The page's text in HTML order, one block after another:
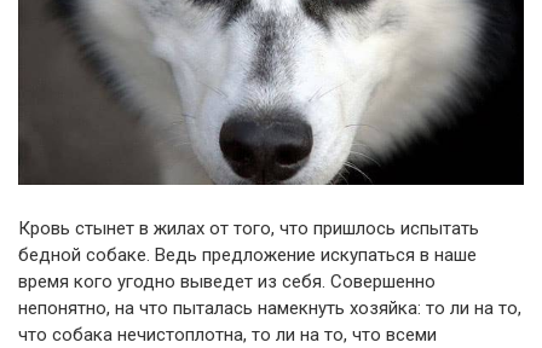
Кровь стынет в жилах от того, что пришлось испытать
бедной собаке. Ведь предложение искупаться в наше
время кого угодно выведет из себя. Совершенно
непонятно, на что пыталась намекнуть хозяйка: то ли на то,
что собака нечистоплотна, то ли на то, что всеми